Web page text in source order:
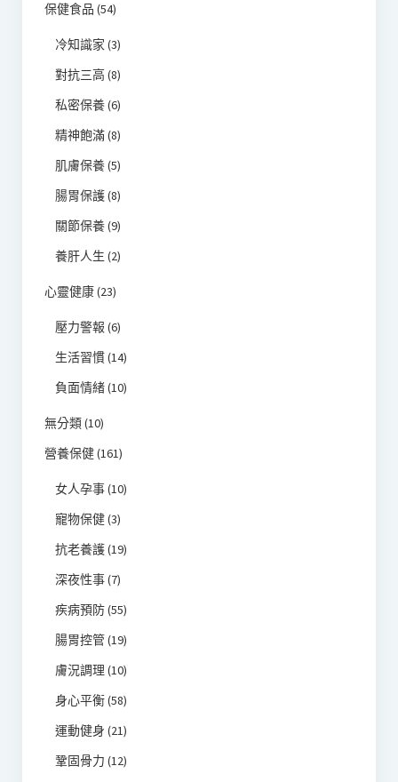
保健食品 (54)
冷知識家 (3)
對抗三高(8)
私密保養(6)
精神飽滿(8)
肌膚保養(5)
腸胃保護(8)
關節保養(9)
養肝人生 (2)
心靈健康(23)
壓力警報 (6)
生活習慣(14)
負面情緒(10)
無分類(10)
營養保健(161)
女人孕事(10)
寵物保健(3)
抗老養護(19)
深夜性事(7)
疾病預防(55)
腸胃控管(19)
膚況調理 (10)
身心平衡(58)
運動健身 (21)
鞏固骨力 (12)